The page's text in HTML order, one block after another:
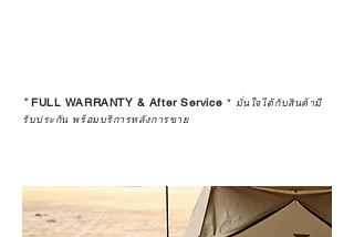
*FULL WARRANTY & After Service * มั่นใจได้กับสินค้ามี
รับประกัน พร้อมบริการหลังการขาย